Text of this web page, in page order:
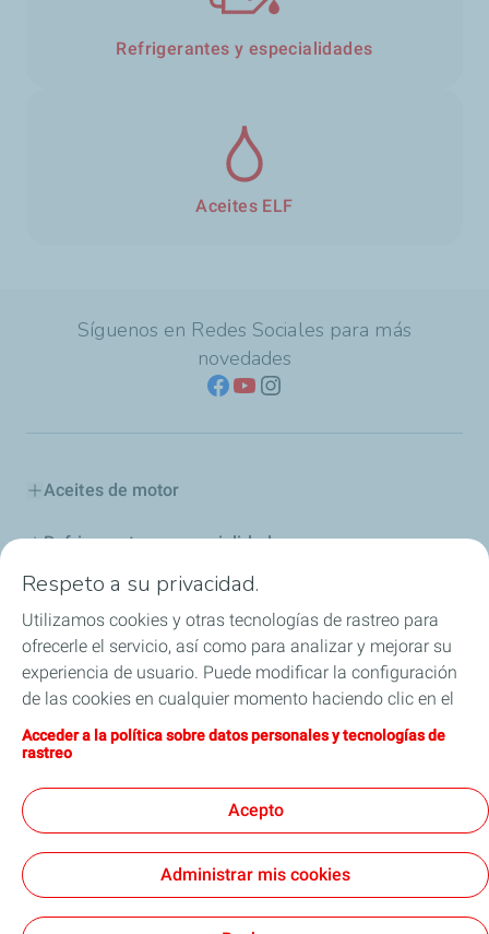
Refrigerantes y especialidades
Aceites ELF
Síguenos en Redes Sociales para más
novedades
Aceites de motor
Refrigerantes y especialidades
Distribuidores
Sponsoring
Industria
Iron Dames y TotalEnergies, juntos en las 24 horas
Accesibilidad: Cumplimiento parcial
Respeto a su privacidad.
Utilizamos cookies y otras tecnologías de rastreo para
ofrecerle el servicio, así como para analizar y mejorar su
experiencia de usuario. Puede modificar la configuración
de las cookies en cualquier momento haciendo clic en el
botón «Gérer mes cookies» (Gestionar cookies). Al hacer
clic en el botón «J’accepte» (Aceptar), nos autoriza a
refuse» (Rechazar), depositaremos únicamente las
cookies técnicas estrictamente necesarias para el
correcto funcionamiento del sitio web. Si desea más
información, puede consultar la página relativa a la
Acceder a la política sobre datos personales y tecnologías de
rastreo
Acepto
Administrar mis cookies